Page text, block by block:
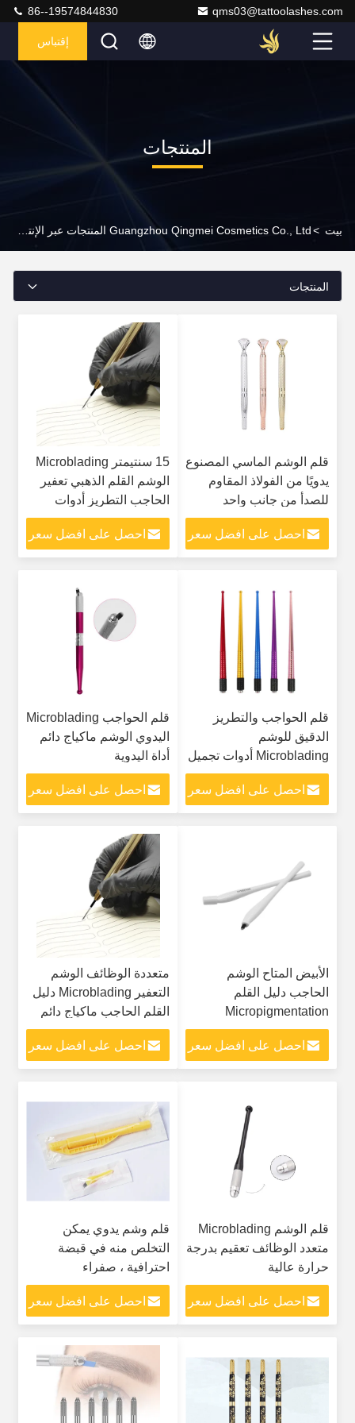
qms03@tattoolashes.com
86--19574844830
إقتباس
المنتجات
بيت >
المنتجات
قلم الوشم الماسي المصنوع
يدويًا من الفولاذ المقاوم
للصدأ من جانب واحد
للمكياج الدائم
احصل على افضل سعر
15 سنتيمتر Microblading
الوشم القلم الذهبي تعفير
الحاجب التطريز أدوات
ماكياج دائم
احصل على افضل سعر
قلم الحواجب والتطريز
الدقيق للوشم
Microblading أدوات تجميل
شبه دائمة
احصل على افضل سعر
قلم الحواجب Microblading
اليدوي الوشم ماكياج دائم
أداة اليدوية
احصل على افضل سعر
الأبيض المتاح الوشم
الحاجب دليل القلم
Micropigmentation
احصل على افضل سعر
متعددة الوظائف الوشم
التعفير Microblading دليل
القلم الحاجب ماكياج دائم
احصل على افضل سعر
قلم الوشم Microblading
متعدد الوظائف تعقيم بدرجة
حرارة عالية
احصل على افضل سعر
قلم وشم يدوي يمكن
التخلص منه في قبضة
احترافية ، صفراء
Microshading وقابل
للفصلاحصل على افضل سعر